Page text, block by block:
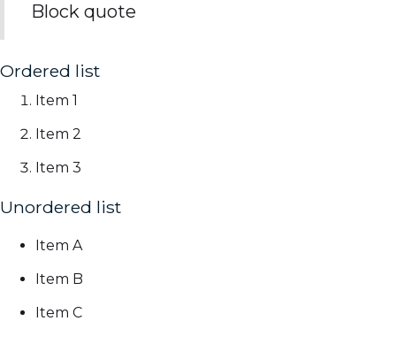
Block quote
Ordered list
Item 1
Item 2
Item 3
Unordered list
Item A
Item B
Item C